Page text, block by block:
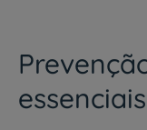
essenciais